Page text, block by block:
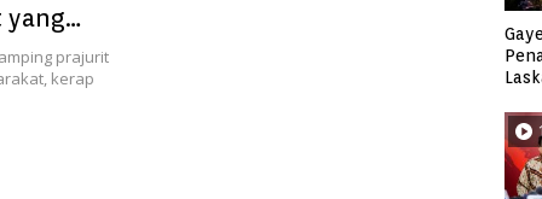
yang
prajurit
kerap